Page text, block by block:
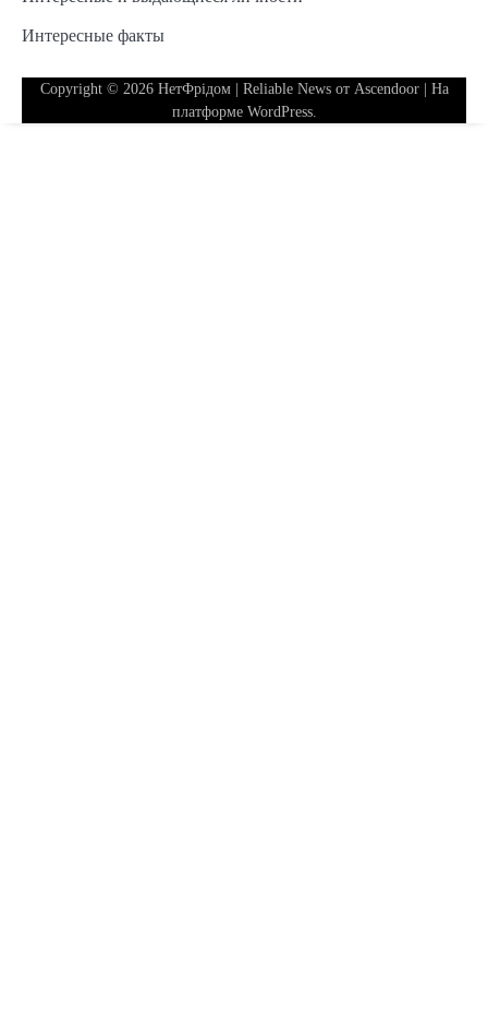
Интересные факты
Copyright © 2026 НетФрідом| Reliable News от Ascendoor| На
платформе WordPress.